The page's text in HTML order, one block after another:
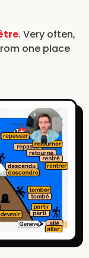
. Very often,
one place